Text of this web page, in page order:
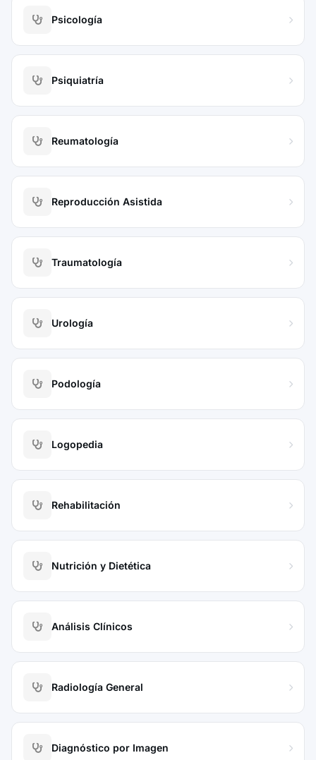
Psicología
Psiquiatría
Reumatología
Reproducción Asistida
Traumatología
Urología
Podología
Logopedia
Rehabilitación
Nutrición y Dietética
Análisis Clínicos
Radiología General
Diagnóstico por Imagen